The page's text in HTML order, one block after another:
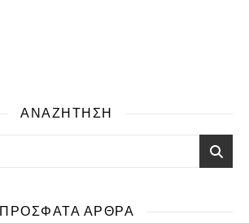
ΑΝΑΖΗΤΗΣΗ
ΠΡΟΣΦΑΤΑ ΑΡΘΡΑ